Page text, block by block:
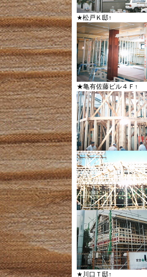
★松戸Ｋ邸↑
★亀有佐藤ビル４Ｆ↑
★川口Ｔ邸↑